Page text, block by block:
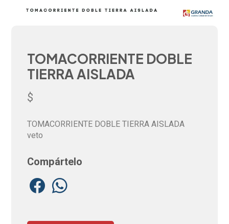
TOMACORRIENTE DOBLE
TIERRA AISLADA
$
TOMACORRIENTE DOBLE TIERRA AISLADA
veto
Compártelo